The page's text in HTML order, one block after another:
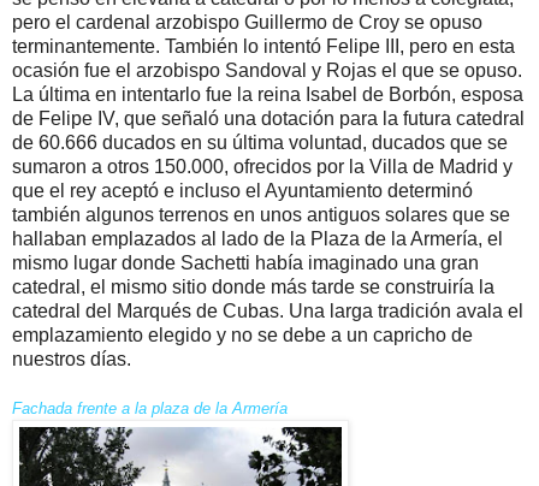
pero el cardenal arzobispo Guillermo de Croy se opuso
terminantemente. También lo intentó Felipe III, pero en esta
ocasión fue el arzobispo Sandoval y Rojas el que se opuso.
La última en intentarlo fue la reina Isabel de Borbón, esposa
de Felipe IV, que señaló una dotación para la futura catedral
de 60.666 ducados en su última voluntad, ducados que se
sumaron a otros 150.000, ofrecidos por la Villa de Madrid y
que el rey aceptó e incluso el Ayuntamiento determinó
también algunos terrenos en unos antiguos solares que se
hallaban emplazados al lado de la Plaza de la Armería, el
mismo lugar donde Sachetti había imaginado una gran
catedral, el mismo sitio donde más tarde se construiría la
catedral del Marqués de Cubas. Una larga tradición avala el
emplazamiento elegido y no se debe a un capricho de
nuestros días.
Fachada frente a la plaza de la Armería